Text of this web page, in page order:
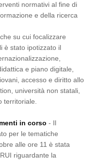
normativi al fine di
e della ricerca
su cui focalizzare
è stato ipotizzato il
e piano digitale,
accesso e diritto allo
università non statali,
territoriale.
in corso - Il
per le tematiche
alle ore 11 è stata
riguardante la